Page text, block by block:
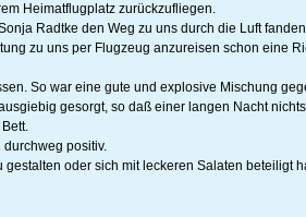
Heimatflugplatz zurückzufliegen.
Radtke den Weg zu uns durch die Luft
zu uns per Flugzeug anzureisen schon eine
So war eine gute und explosive Mischung
gesorgt, so daß einer langen Nacht
positiv.
oder sich mit leckeren Salaten beteiligt